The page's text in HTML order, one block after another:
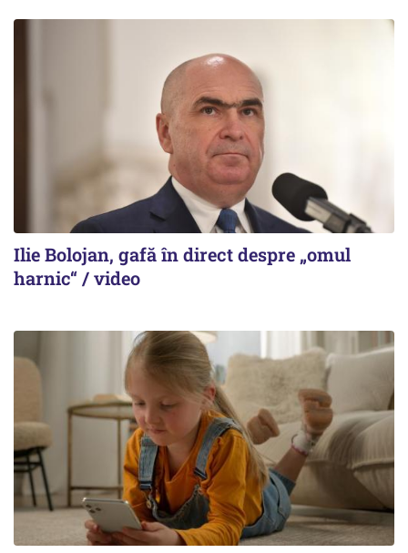
Ilie Bolojan, gafă în direct despre „omul
harnic“ / video